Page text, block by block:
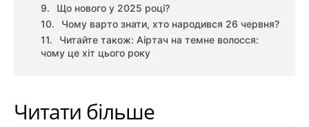
Що нового у 2025 році?
Чому варто знати, хто народився 26 червня?
Читайте також: Аіртач на темне волосся:
чому це хіт цього року
Читати більше